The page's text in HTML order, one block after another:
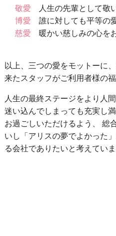
敬愛
人生の先輩として敬
博愛
誰に対しても平等の
慈愛
暖かい慈しみの心を
以上、三つの愛をモットーに
来たスタッフがご利用者様の
人生の最終ステージをより人
迷い込んでしまっても充実し
お過ごしいただけるよう、 総
いし「アリスの夢でよかった
る会社でありたいと考えていま